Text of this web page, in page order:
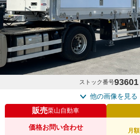
ストック番号93601
他の画像を見る
販売栗山自動車
価格お問い合わせ
月額